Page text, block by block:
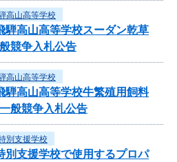
高山高等学校
高山高等学校スーダン乾草
競争入札公告
高山高等学校
高山高等学校牛繁殖用飼料
般競争入札公告
別支援学校
別支援学校で使用するプロパ